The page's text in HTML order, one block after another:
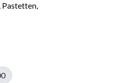
Pastetten,